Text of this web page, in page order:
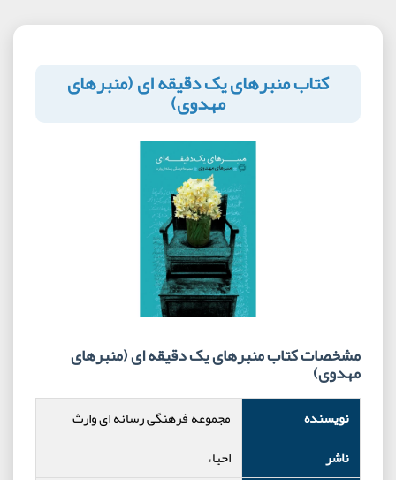
کتاب منبرهای یک دقیقه ای (منبرهای
مهدوی)
مشخصات کتاب منبرهای یک دقیقه ای (منبرهای
مهدوی)
نویسنده
مجموعه فرهنگی رسانه ای وارث
ناشر
احیاء